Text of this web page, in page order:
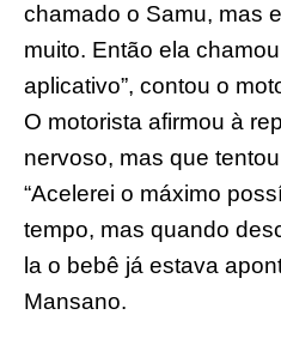
chamado o Samu, mas
muito. Então ela
aplicativo”, contou o
O motorista afirmou à
nervoso, mas que
“Acelerei o máximo
tempo, mas quando
la o bebê já estava
Mansano.